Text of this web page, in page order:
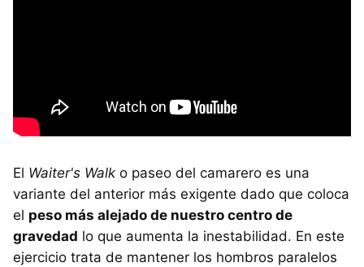
El Waiter's Walk o paseo del camarero es una
variante del anterior más exigente dado que coloca
el peso más alejado de nuestro centro de
gravedad lo que aumenta la inestabilidad. En este
ejercicio trata de mantener los hombros paralelos